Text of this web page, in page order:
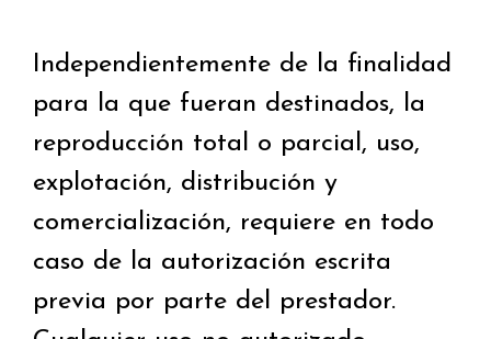
Independientemente de la finalidad
para la que fueran destinados, la
reproducción total o parcial, uso,
explotación, distribución y
comercialización, requiere en todo
caso de la autorización escrita
previa por parte del prestador.